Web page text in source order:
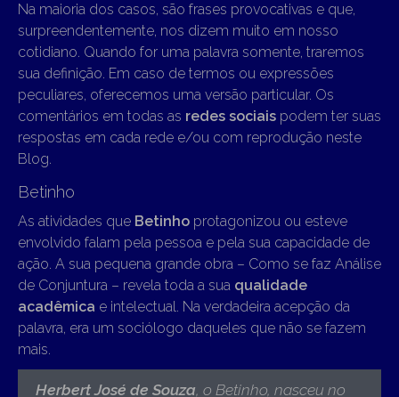
Na maioria dos casos, são frases provocativas e que,
surpreendentemente, nos dizem muito em nosso
cotidiano. Quando for uma palavra somente, traremos
sua definição. Em caso de termos ou expressões
peculiares, oferecemos uma versão particular. Os
comentários em todas as redes sociais podem ter suas
respostas em cada rede e/ou com reprodução neste
Blog.
Betinho
As atividades que Betinho protagonizou ou esteve
envolvido falam pela pessoa e pela sua capacidade de
ação. A sua pequena grande obra – Como se faz Análise
de Conjuntura – revela toda a sua qualidade
acadêmica e intelectual. Na verdadeira acepção da
palavra, era um sociólogo daqueles que não se fazem
mais.
Herbert José de Souza, o Betinho, nasceu no